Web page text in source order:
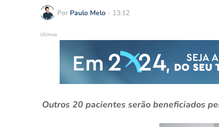
Por Paulo Melo - 13:12
Últimas
Outros 20 pacientes serão beneficiados